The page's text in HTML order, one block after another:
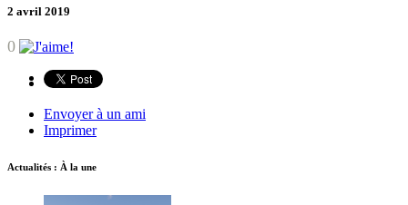
2 avril 2019
0
Envoyer à un ami
Imprimer
Actualités : À la une